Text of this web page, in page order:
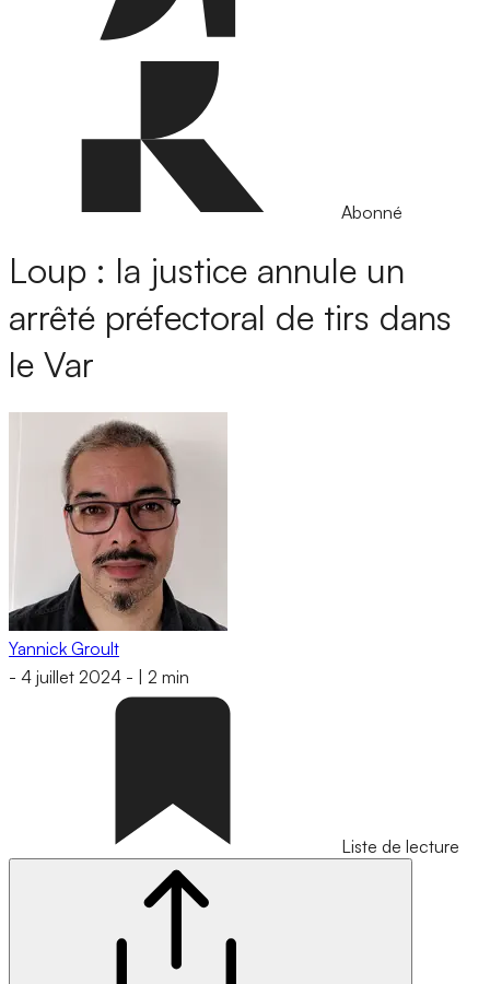
Abonné
Loup : la justice annule un
arrêté préfectoral de tirs dans
le Var
Yannick Groult
- 4 juillet 2024 - 2 min
Liste de lecture